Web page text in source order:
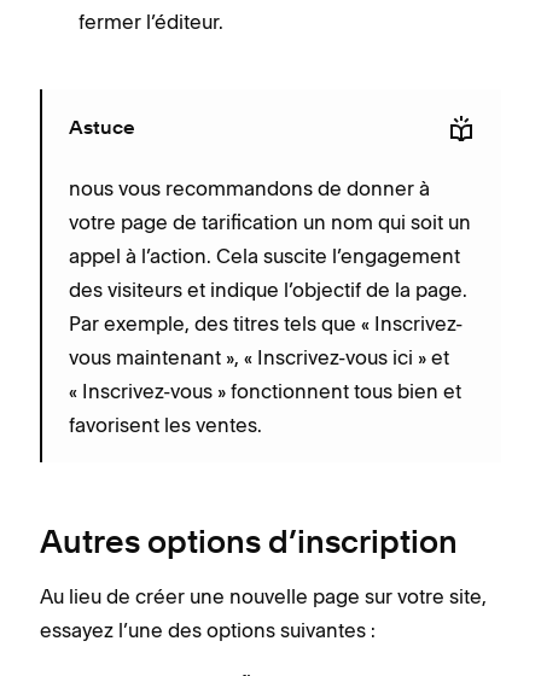
fermer l’éditeur.
Astuce
nous vous recommandons de donner à
votre page de tarification un nom qui soit un
appel à l’action. Cela suscite l’engagement
des visiteurs et indique l’objectif de la page.
Par exemple, des titres tels que « Inscrivez-
vous maintenant », « Inscrivez-vous ici » et
« Inscrivez-vous » fonctionnent tous bien et
favorisent les ventes.
Autres options d’inscription
Au lieu de créer une nouvelle page sur votre site,
essayez l’une des options suivantes :